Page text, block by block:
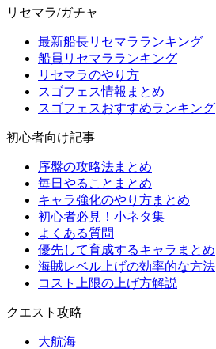
リセマラ/ガチャ
最新船長リセマラランキング
船員リセマラランキング
リセマラのやり方
スゴフェス情報まとめ
スゴフェスおすすめランキング
初心者向け記事
序盤の攻略法まとめ
毎日やることまとめ
キャラ強化のやり方まとめ
初心者必見！小ネタ集
よくある質問
優先して育成するキャラまとめ
海賊レベル上げの効率的な方法
コスト上限の上げ方解説
クエスト攻略
大航海